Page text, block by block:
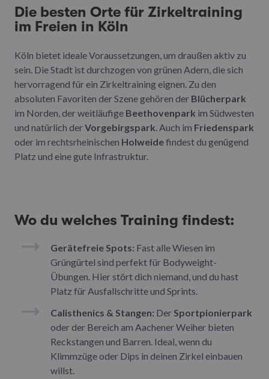
Die besten Orte für Zirkeltraining
im Freien in Köln
Köln bietet ideale Voraussetzungen, um draußen aktiv zu
sein. Die Stadt ist durchzogen von grünen Adern, die sich
hervorragend für ein Zirkeltraining eignen. Zu den
absoluten Favoriten der Szene gehören der Blücherpark
im Norden, der weitläufige Beethovenpark im Südwesten
und natürlich derVorgebirgspark . Auch im Friedenspark
oder im rechtsrheinischen Holweidefindest du genügend
Platz und eine gute Infrastruktur.
Wo du welches Training findest:
Gerätefreie Spots: Fast alle Wiesen im
Grüngürtel sind perfekt für Bodyweight-
Übungen. Hier stört dich niemand, und du hast
Platz für Ausfallschritte und Sprints.
Calisthenics & Stangen: Der Sportpionierpark
oder der Bereich am Aachener Weiher bieten
Reckstangen und Barren. Ideal, wenn du
Klimmzüge oder Dips in deinen Zirkel einbauen
willst.